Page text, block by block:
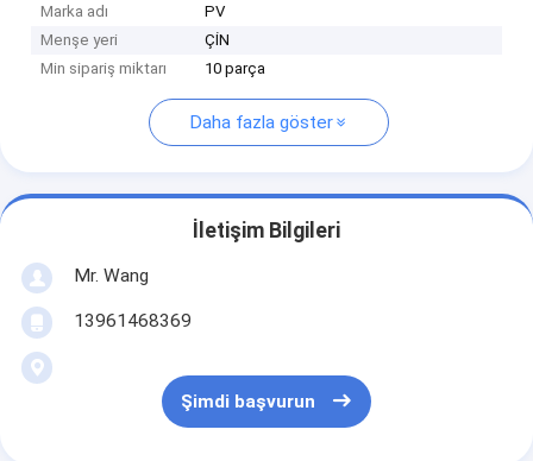
Marka adı
PV
Menşe yeri
ÇİN
Min sipariş miktarı
10 parça
Daha fazla göster
İletişim Bilgileri
Mr. Wang
13961468369
Şimdi başvurun